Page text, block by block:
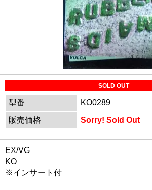
SOLD OUT
型番
KO0289
販売価格
Sorry! Sold Out
EX/VG
KO
※インサート付